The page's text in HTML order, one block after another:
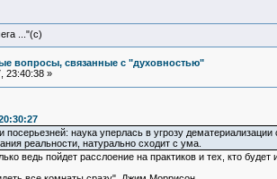
..."(с)
вопросы, связанные с "духовностью"
23:40:38 »
наука уперлась в угрозу
реальности, натурально сходит с ума.
ведь пойдет расслоение на практиков и тех, кто будет